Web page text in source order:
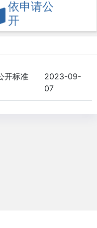
依申请公
开
开标准
2023-09-
07